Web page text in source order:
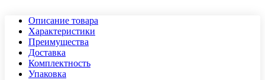
Описание товара
Характеристики
Преимущества
Доставка
Комплектность
Упаковка